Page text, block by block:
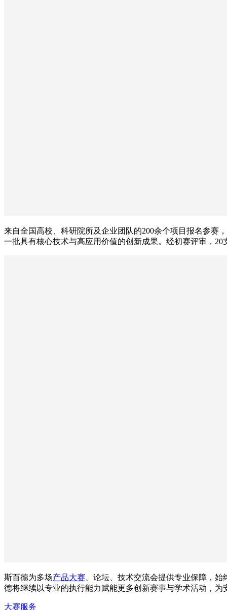
来自全国高校、科研院所及企业团队的200余个项目报名参赛
一批具有核心技术与高应用价值的创新成果。经初赛评审，
斯百德为多场产品大赛、论坛、技术交流会提供专业保障，
德将继续以专业的执行能力赋能更多创新赛事与学术活动，
大赛服务